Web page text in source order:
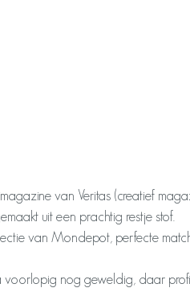
van Veritas (creatief
uit een prachtig restje stof.
van Mondepot, perfecte
nog geweldig, daar